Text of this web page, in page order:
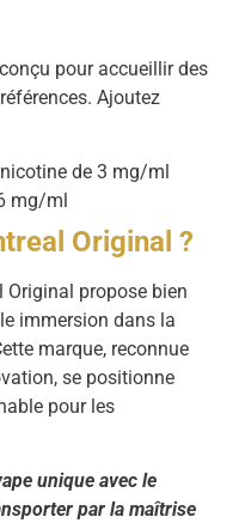
pour accueillir des
Ajoutez
de 3 mg/ml
mg/ml
Original ?
Original propose bien
immersion dans la
marque, reconnue
se positionne
pour les
unique avec le
par la maîtrise